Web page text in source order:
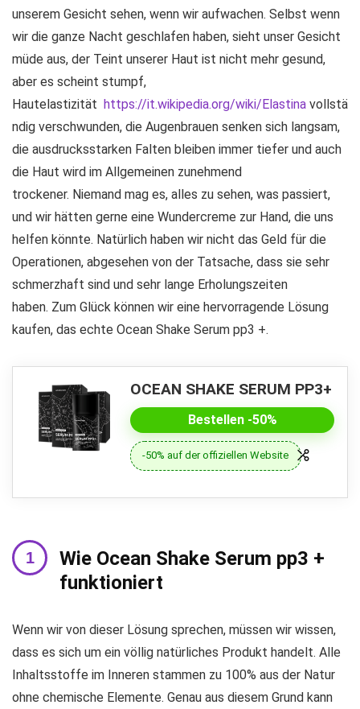
unserem Gesicht sehen, wenn wir aufwachen. Selbst wenn
wir die ganze Nacht geschlafen haben, sieht unser Gesicht
müde aus, der Teint unserer Haut ist nicht mehr gesund,
aber es scheint stumpf,
Hautelastizität https://it.wikipedia.org/wiki/Elastina vollstä
ndig verschwunden, die Augenbrauen senken sich langsam,
die ausdrucksstarken Falten bleiben immer tiefer und auch
die Haut wird im Allgemeinen zunehmend
trockener. Niemand mag es, alles zu sehen, was passiert,
und wir hätten gerne eine Wundercreme zur Hand, die uns
helfen könnte. Natürlich haben wir nicht das Geld für die
Operationen, abgesehen von der Tatsache, dass sie sehr
schmerzhaft sind und sehr lange Erholungszeiten
haben. Zum Glück können wir eine hervorragende Lösung
kaufen, das echte Ocean Shake Serum pp3 +.
OCEAN SHAKE SERUM PP3+
Bestellen -50%
-50% auf der offiziellen Website
Wie Ocean Shake Serum pp3 +
funktioniert
Wenn wir von dieser Lösung sprechen, müssen wir wissen,
dass es sich um ein völlig natürliches Produkt handelt. Alle
Inhaltsstoffe im Inneren stammen zu 100% aus der Natur
ohne chemische Elemente. Genau aus diesem Grund kann